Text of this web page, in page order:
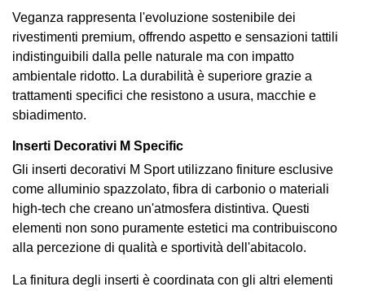
Veganza rappresenta l'evoluzione sostenibile dei
rivestimenti premium, offrendo aspetto e sensazioni tattili
indistinguibili dalla pelle naturale ma con impatto
ambientale ridotto. La durabilità è superiore grazie a
trattamenti specifici che resistono a usura, macchie e
sbiadimento.
Inserti Decorativi M Specific
Gli inserti decorativi M Sport utilizzano finiture esclusive
come alluminio spazzolato, fibra di carbonio o materiali
high-tech che creano un'atmosfera distintiva. Questi
elementi non sono puramente estetici ma contribuiscono
alla percezione di qualità e sportività dell'abitacolo.
La finitura degli inserti è coordinata con gli altri elementi